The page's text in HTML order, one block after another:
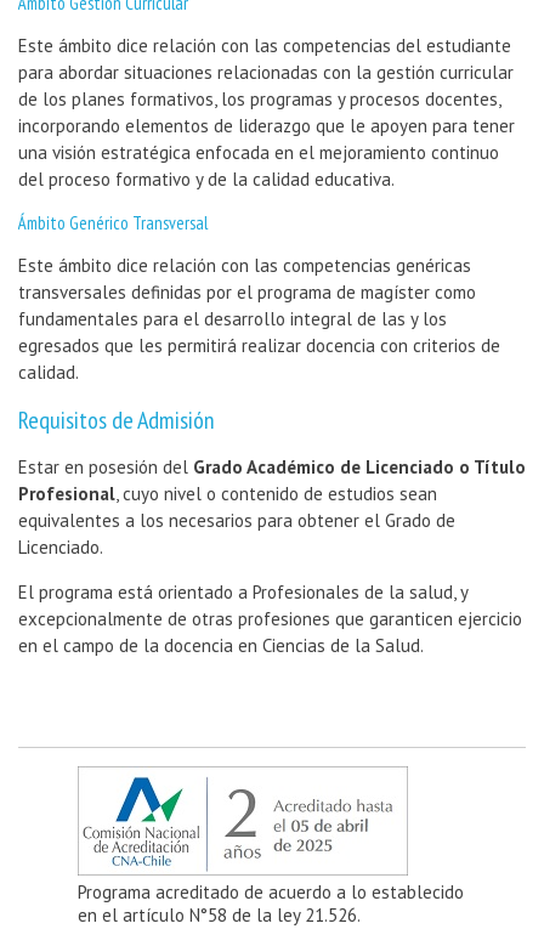
Programa acreditado de acuerdo a lo establecido
en el artículo N°58 de la ley 21.526.
Este ámbito dice relación con las competencias del estudiante
para abordar situaciones relacionadas con la gestión curricular
de los planes formativos, los programas y procesos docentes,
incorporando elementos de liderazgo que le apoyen para tener
una visión estratégica enfocada en el mejoramiento continuo
del proceso formativo y de la calidad educativa.
Ámbito Genérico Transversal
Este ámbito dice relación con las competencias genéricas
transversales definidas por el programa de magíster como
fundamentales para el desarrollo integral de las y los
egresados que les permitirá realizar docencia con criterios de
calidad.
Requisitos de Admisión
Estar en posesión del Grado Académico de Licenciado o Título
Profesional, cuyo nivel o contenido de estudios sean
equivalentes a los necesarios para obtener el Grado de
Licenciado.
El programa está orientado a Profesionales de la salud, y
excepcionalmente de otras profesiones que garanticen ejercicio
en el campo de la docencia en Ciencias de la Salud.